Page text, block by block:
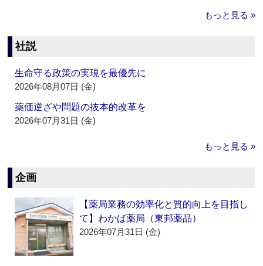
もっと見る »
社説
生命守る政策の実現を最優先に
2026年08月07日 (金)
薬価逆ざや問題の抜本的改革を
2026年07月31日 (金)
もっと見る »
企画
【薬局業務の効率化と質的向上を目指し
て】わかば薬局（東邦薬品）
2026年07月31日 (金)